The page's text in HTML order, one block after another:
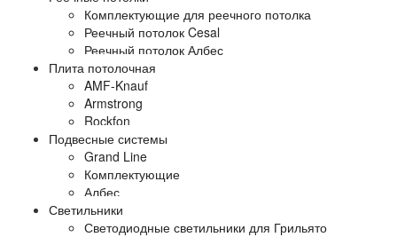
Комплектующие для реечного потолка
Реечный потолок Cesal
Реечный потолок Албес
Плита потолочная
AMF-Knauf
Armstrong
Rockfon
Подвесные системы
Grand Line
Комплектующие
Албес
Светильники
Светодиодные светильники для Грильято